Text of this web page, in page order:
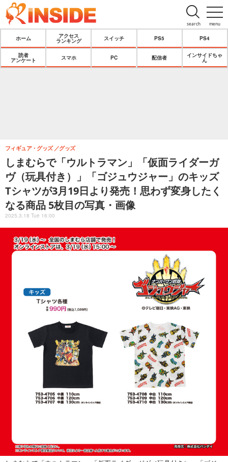
menu
search
ホーム
アクセス
ランキング
スイッチ PS5 PS4
読者
アンケート
スマホ PC 配信者
インサイドちゃ
ん
しまむらで「ウルトラマン」「仮面ライダーガ
ヴ（玩具付き）」「ゴジュウジャー」のキッズ
Tシャツが3月19日より発売！思わず変身したく
なる商品 5枚目の写真・画像
フィギュア・グッズ グッズ
2025.3.18 Tue 16:00